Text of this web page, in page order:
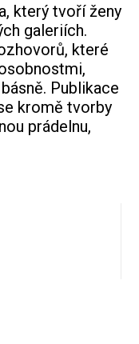
který tvoří ženy
galeriích.
které
Publikace
kromě tvorby
prádelnu,